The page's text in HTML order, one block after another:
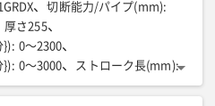
切断能力/パイプ(mm):
厚さ255
}): 0〜2300
}): 0〜3000 ストローク長(mm):
全長(mm): 457 全幅(mm): 88